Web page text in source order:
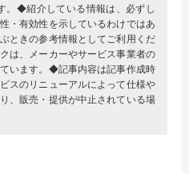
。◆紹介している情報は、必ずし
・有効性を示しているわけではあ
ときの参考情報としてご利用くだ
は、メーカーやサービス事業者の
います。◆記事内容は記事作成時
スのリニューアルによって仕様や
、販売・提供が中止されている場